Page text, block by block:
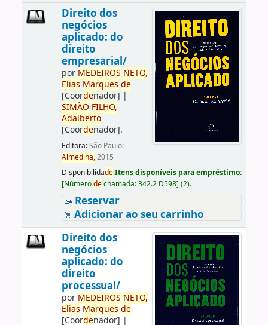
Direito dos
negócios
aplicado: do
direito
empresarial/
por MEDEIROS NETO,
Elias Marques de
[Coordenador] |
SIMÃO FILHO,
Adalberto
[Coordenador].
Editora:São Paulo:
Almedina,2015
Disponibilidade:Itens disponíveis para empréstimo:
[Númerodechamada:342.2 D598] (2).
Reservar
Adicionar ao seu carrinho
Direito dos
negócios
aplicado: do
direito
processual/
por MEDEIROS NETO,
Elias Marques de
[Coordenador] |